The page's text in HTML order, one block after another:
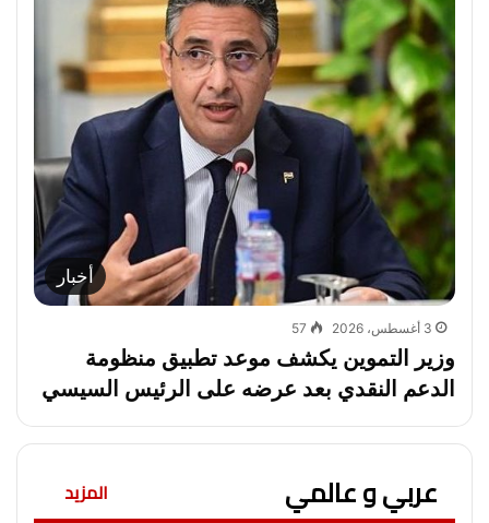
أخبار
3 أغسطس، 2026 57
وزير التموين يكشف موعد تطبيق منظومة
الدعم النقدي بعد عرضه على الرئيس السيسي
عربي و عالمي المزيد